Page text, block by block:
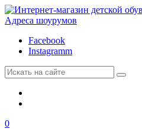
Адреса шоурумов
Facebook
Instagramm
0